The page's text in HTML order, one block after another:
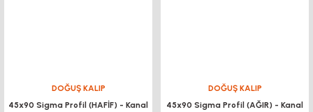
DOĞUŞ KALIP
45x90 Sigma Profil (HAFİF) - Kanal
DOĞUŞ KALIP
45x90 Sigma Profil (AĞIR) - Kanal